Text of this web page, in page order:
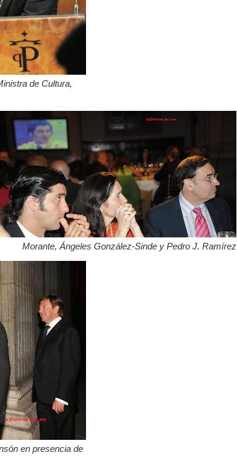
de Cultura,
Morante, Ángeles González-Sinde y Pedro J. Ramírez
en presencia de